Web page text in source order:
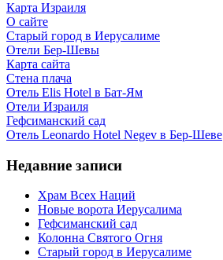
Карта Израиля
О сайте
Старый город в Иерусалиме
Отели Бер-Шевы
Карта сайта
Стена плача
Отель Elis Hotel в Бат-Ям
Отели Израиля
Гефсиманский сад
Отель Leonardo Hotel Negev в Бер-Шеве
Недавние записи
Храм Всех Наций
Новые ворота Иерусалима
Гефсиманский сад
Колонна Святого Огня
Старый город в Иерусалиме